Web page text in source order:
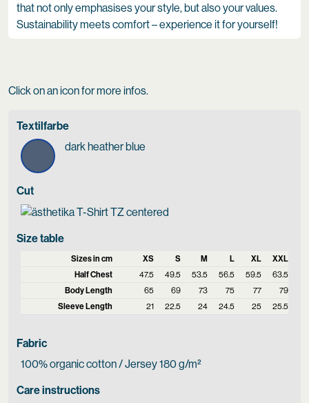
that not only emphasises your style, but also your values.
Sustainability meets comfort – experience it for yourself!
Click on an icon for more infos.
Textilfarbe
dark heather blue
Cut
Size table
Sizes in cm XS S M L XL
XXL
Half Chest
47.5 49.5 53.5 56.5 59.5
63.5
Body Length
65 69 73 75 77
79
Sleeve Length
21 22.5 24 24.5 25 25.5
Fabric
100% organic cotton / Jersey 180 g/m²
Care instructions